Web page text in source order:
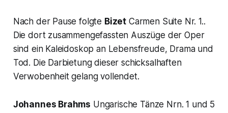
Nach der Pause folgte Bizet Carmen Suite Nr. 1..
Die dort zusammengefassten Auszüge der Oper
sind ein Kaleidoskop an Lebensfreude, Drama und
Tod. Die Darbietung dieser schicksalhaften
Verwobenheit gelang vollendet.
Johannes Brahms Ungarische Tänze Nrn. 1 und 5